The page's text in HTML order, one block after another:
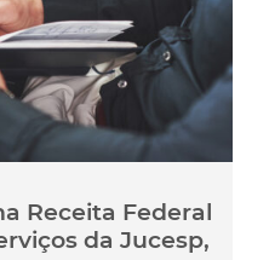
Receita Federal
da Jucesp,